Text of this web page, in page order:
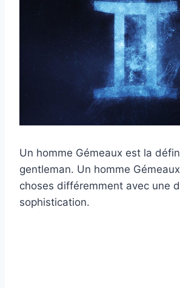
Un homme Gémeaux est la
gentleman. Un homme
choses différemment avec une
sophistication.